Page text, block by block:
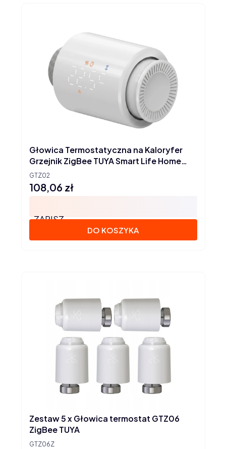
GTZ02
Głowica Termostatyczna na Kaloryfer
Grzejnik ZigBee TUYA Smart Life Home
Assistant
Cena
108,06 zł
ZAPISZ
DO KOSZYKA
GTZ06Z
Zestaw 5 x Głowica termostat GTZ06
ZigBee TUYA